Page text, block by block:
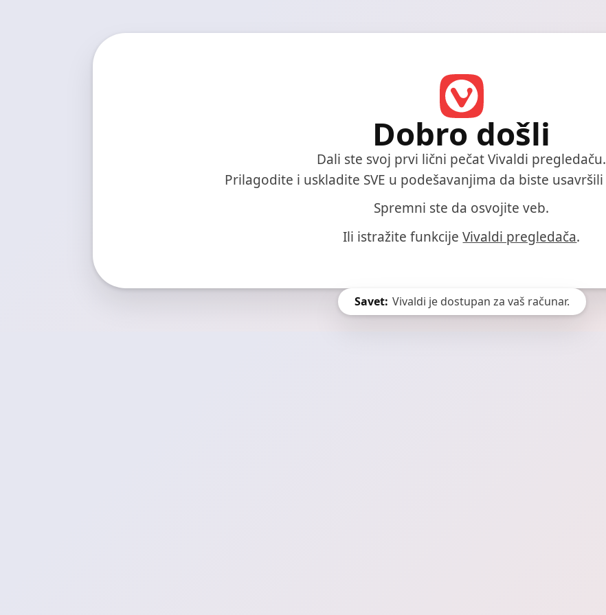
Dobro došli
Dali ste svoj prvi lični pečat Vivaldi pregledaču.
Prilagodite i uskladite SVE u podešavanjima da biste usavršili
Spremni ste da osvojite veb.
Ili istražite funkcijeVivaldi pregledača.
Savet: Vivaldi je dostupan za vaš računar.